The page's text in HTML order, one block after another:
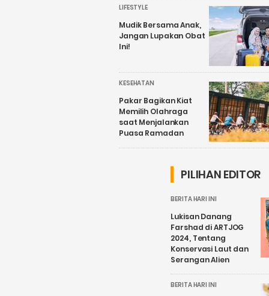
LIFESTYLE
Mudik Bersama Anak,
Jangan Lupakan Obat
Ini!
KESEHATAN
Pakar Bagikan Kiat
Memilih Olahraga
saat Menjalankan
Puasa Ramadan
PILIHAN EDITOR
BERITA HARI INI
Lukisan Danang
Farshad di ARTJOG
2024, Tentang
Konservasi Laut dan
Serangan Alien
BERITA HARI INI